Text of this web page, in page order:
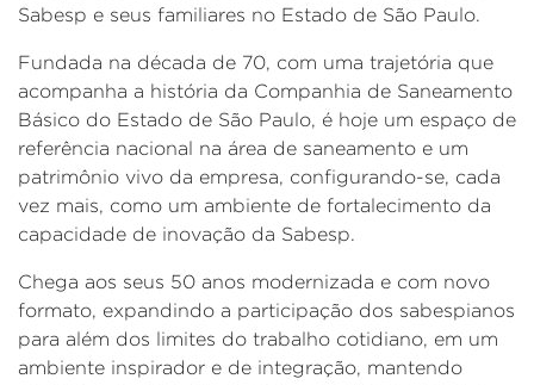
Sabesp e seus familiares no Estado de São Paulo.
Fundada na década de 70, com uma trajetória que
acompanha a história da Companhia de Saneamento
Básico do Estado de São Paulo, é hoje um espaço de
referência nacional na área de saneamento e um
patrimônio vivo da empresa, configurando-se, cada
vez mais, como um ambiente de fortalecimento da
capacidade de inovação da Sabesp.
Chega aos seus 50 anos modernizada e com novo
formato, expandindo a participação dos sabespianos
para além dos limites do trabalho cotidiano, em um
ambiente inspirador e de integração, mantendo